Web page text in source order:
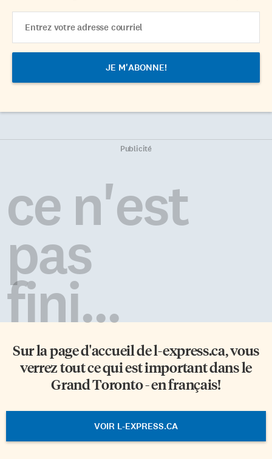
Address
Publicité
ce n'est
pas
fini...
Sur la page d'accueil del-express.ca, vous
verrez tout ce qui est important dans le
Grand Toronto - en français!
VOIR L-EXPRESS.CA